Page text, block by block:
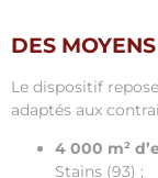
DES
Le dispositif
adaptés aux
4 000 m²
Stains (93) ;